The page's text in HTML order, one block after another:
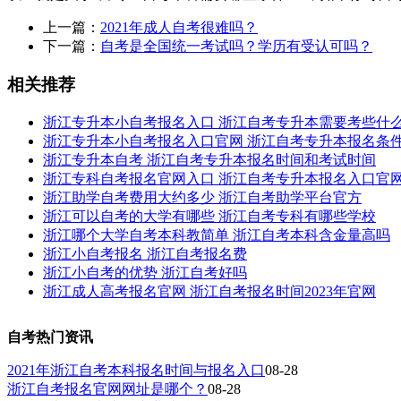
上一篇： 2021年成人自考很难吗？
下一篇： 自考是全国统一考试吗？学历有受认可吗？
相关推荐
浙江专升本小自考报名入口 浙江自考专升本需要考些什
浙江专升本小自考报名入口官网 浙江自考专升本报名条
浙江专升本自考 浙江自考专升本报名时间和考试时间
浙江专科自考报名官网入口 浙江自考专升本报名入口官网
浙江助学自考费用大约多少 浙江自考助学平台官方
浙江可以自考的大学有哪些 浙江自考专科有哪些学校
浙江哪个大学自考本科教简单 浙江自考本科含金量高吗
浙江小自考报名 浙江自考报名费
浙江小自考的优势 浙江自考好吗
浙江成人高考报名官网 浙江自考报名时间2023年官网
自考热门资讯
2021年浙江自考本科报名时间与报名入口08-28
浙江自考报名官网网址是哪个？ 08-28